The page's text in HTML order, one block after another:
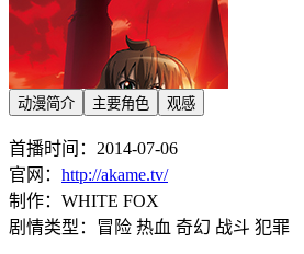
动漫简介 主要角色 观感
首播时间：2014-07-06
官网： http://akame.tv/
制作：WHITE FOX
剧情类型：冒险 热血 奇幻 战斗 犯罪